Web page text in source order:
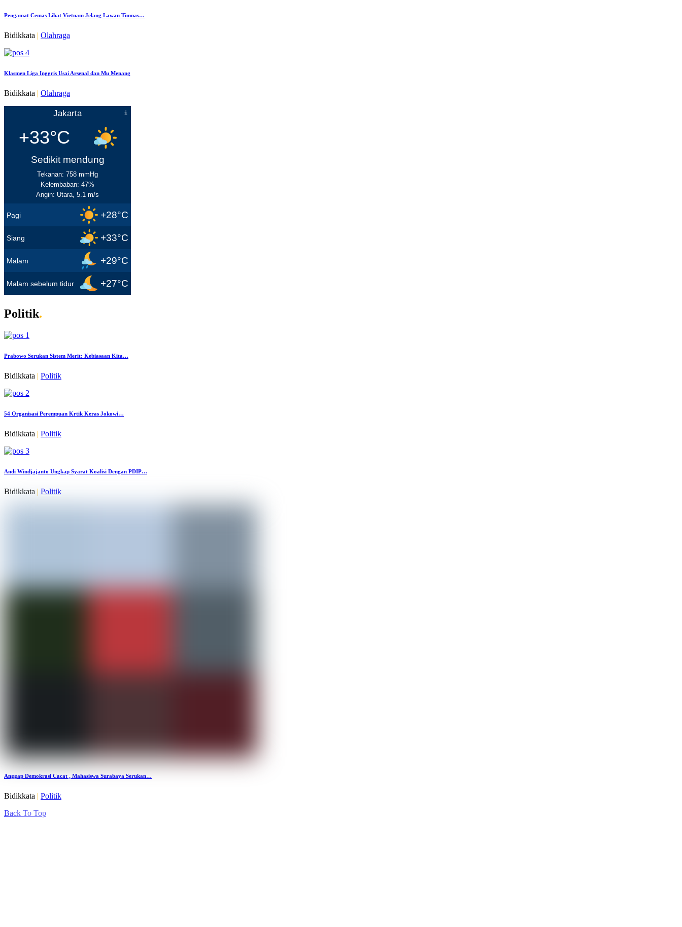
Pengamat Cemas Lihat Vietnam Jelang Lawan Timnas…
Bidikkata | Olahraga
Klasmen Liga Inggris Usai Arsenal dan Mu Menang
Bidikkata | Olahraga
Jakarta
+33°C
Sedikit mendung
Tekanan: 758 mmHg
Kelembaban: 47%
Angin: Utara, 5.1 m/s
Pagi +28°C
Siang +33°C
Malam +29°C
Malam sebelum tidur +27°C
Politik.
Prabowo Serukan Sistem Merit: Kebiasaan Kita…
Bidikkata | Politik
54 Organisasi Perempuan Krtik Keras Jokowi…
Bidikkata | Politik
Andi Windjajanto Ungkap Syarat Koalisi Dengan PDIP…
Bidikkata | Politik
Anggap Demokrasi Cacat , Mahasiswa Surabaya Serukan…
Bidikkata | Politik
Back To Top